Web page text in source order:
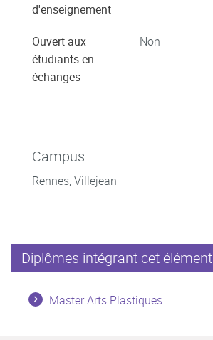
d'enseignement
Ouvert aux
étudiants en
échanges
Non
Campus
Rennes, Villejean
Diplômes intégrant cet élément
Master Arts Plastiques